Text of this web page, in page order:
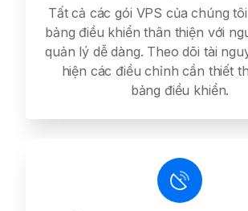
Tất cả các gói VPS của chúng
bảng điều khiển thân thiện với
quản lý dễ dàng. Theo dõi tài
hiện các điều chỉnh cần thiết
bảng điều khiển.